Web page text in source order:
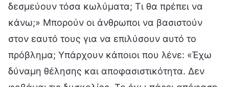
δεσμεύουν τόσα κωλύματα; Τι θα πρέπει να
κάνω;» Μπορούν οι άνθρωποι να βασιστούν
στον εαυτό τους για να επιλύσουν αυτό το
πρόβλημα; Υπάρχουν κάποιοι που λένε: «Έχω
δύναμη θέλησης και αποφασιστικότητα. Δεν